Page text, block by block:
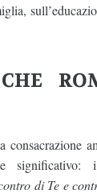
di Te e